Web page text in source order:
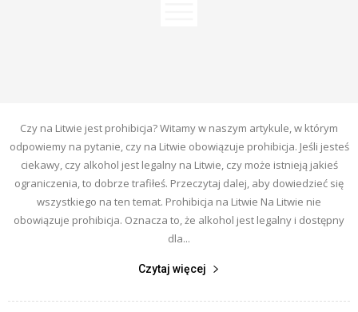
Czy na Litwie jest prohibicja? Witamy w naszym artykule, w którym
odpowiemy na pytanie, czy na Litwie obowiązuje prohibicja. Jeśli jesteś
ciekawy, czy alkohol jest legalny na Litwie, czy może istnieją jakieś
ograniczenia, to dobrze trafiłeś. Przeczytaj dalej, aby dowiedzieć się
wszystkiego na ten temat. Prohibicja na Litwie Na Litwie nie
obowiązuje prohibicja. Oznacza to, że alkohol jest legalny i dostępny
dla...
Czytaj więcej